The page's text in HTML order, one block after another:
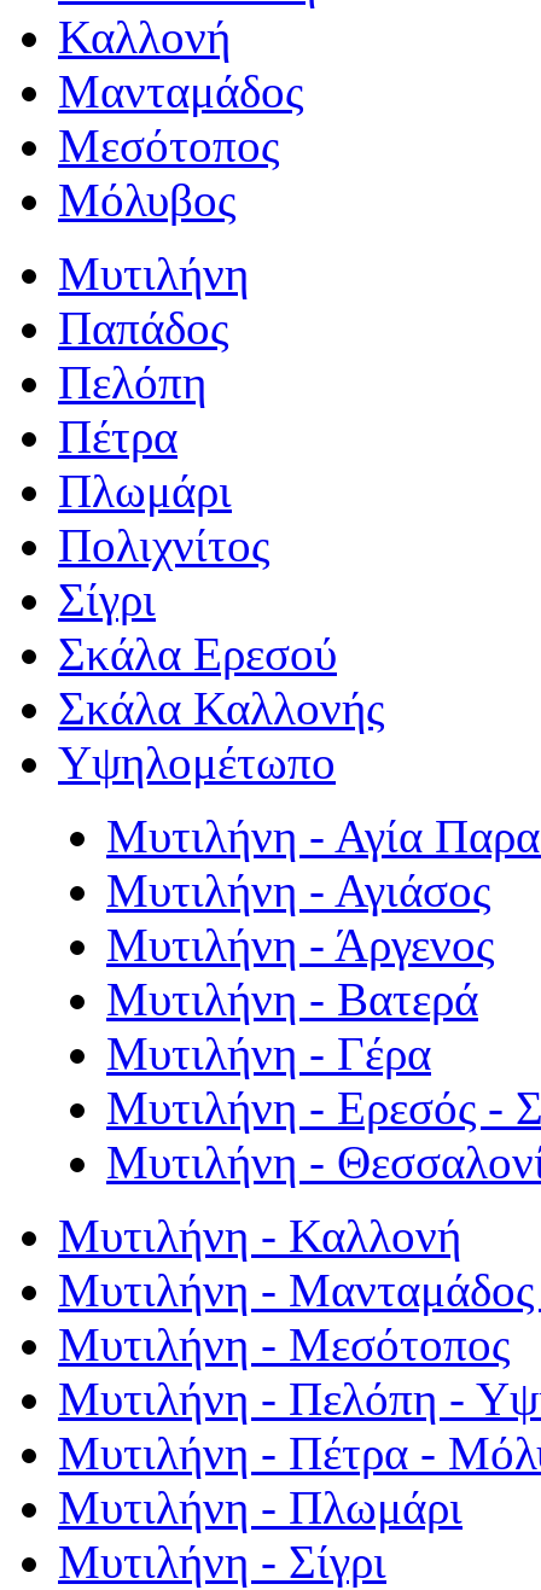
Καλλονή
Μανταμάδος
Μεσότοπος
Μόλυβος
Μυτιλήνη
Παπάδος
Πελόπη
Πέτρα
Πλωμάρι
Πολιχνίτος
Σίγρι
Σκάλα Ερεσού
Σκάλα Καλλονής
Υψηλομέτωπο
Μυτιλήνη - Αγία
Μυτιλήνη - Αγιάσος
Μυτιλήνη - Άργενος
Μυτιλήνη - Βατερά
Μυτιλήνη - Γέρα
Μυτιλήνη - Ερεσός -
Μυτιλήνη -
Μυτιλήνη - Καλλονή
Μυτιλήνη - Μανταμάδος
Μυτιλήνη - Μεσότοπος
Μυτιλήνη - Πελόπη -
Μυτιλήνη - Πέτρα -
Μυτιλήνη - Πλωμάρι
Μυτιλήνη - Σίγρι